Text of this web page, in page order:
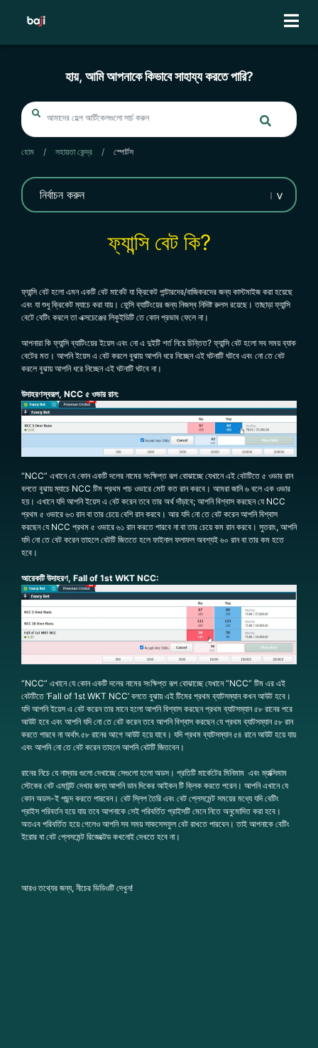
হায়, আমি আপনাকে কিভাবে সাহায্য করতে পারি?
হোম / সহায়তা কেন্দ্র / স্পোর্টস
ফ্যান্সি বেট কি?
ফ্যান্সি বেট হলো এমন একটি বেট মার্কেট যা ক্রিকেট পান্টারদের/বাজিকরদের জন্য কাস্টমাইজ করা হয়েছে
এবং যা শুধু ক্রিকেট ম্যাচে করা যায়। ফেন্সি ব্যাটিংয়ের জন্য নিজস্ব নিদিষ্ট রুলস রয়েছে। তাছাড়া ফ্যান্সি
বেটে বেটিং করলে তা এক্সচেঞ্জের লিকুইডিটি তে কোন প্রভাব ফেলে না।
আপনারা কি ফ্যান্সি ব্যাটিংয়ের ইয়েস এবং নো এ দুইটি শর্ত নিয়ে চিন্তিত? ফ্যান্সি বেট হলো সব সময় ব্যাক
বেটের মত। আপনি ইয়েস এ বেট করলে বুঝায় আপনি ধরে নিচ্ছেন এই ঘটনাটি ঘটবে এবং নো তে বেট
করলে বুঝায় আপনি ধরে নিচ্ছেন এই ঘটনাটি ঘটবে না।
উদাহরণস্বরূপ, NCC ৫ ওভার রান:
“NCC” এখানে যে কোন একটি দলের নামের সংক্ষিপ্ত রূপ বোঝাচ্ছে যেখানে এই বেটটিতে ৫ ওভার রান
বলতে বুঝায় ম্যাচে NCC টিম প্রথম পাচ ওভারে মোট কত রান করবে। আমরা জানি ৬ বলে এক ওভার
হয়। এখানে যদি আপনি ইয়েস এ বেট করেন তবে তার অর্থ দাঁড়াবে; আপনি বিশ্বাস করছেন যে NCC
প্রথম ৫ ওভারে ৬৩ রান বা তার চেয়ে বেশি রান করবে। আর যদি নো তে বেট করেন আপনি বিশ্বাস
করছেন যে NCC প্রথম ৫ ওভারে ৬১ রান করতে পারবে না বা তার চেয়ে কম রান করবে। সুতরাং, আপনি
যদি নো তে বেট করেন তাহলে বেটটি জিততে হলে ফাইনাল ফলাফল অবশ্যই ৬০ রান বা তার কম হতে
হবে।
আরেকটি উদাহরণ, Fall of 1st WKT NCC:
“NCC” এখানে যে কোন একটি দলের নামের সংক্ষিপ্ত রূপ বোঝাচ্ছে যেখানে “NCC” টিম এর এই
বেটটিতে ‘Fall of 1st WKT NCC’ বলতে বুঝায় এই টিমের প্রথম ব্যাটসম্যান কখন আউট হবে।
যদি আপনি ইয়েস এ বেট করেন তার মানে হলো আপনি বিশ্বাস করছেন প্রথম ব্যাটসম্যান ৫৮ রানের পরে
আউট হবে এবং আপনি যদি নো তে বেট করেন তবে আপনি বিশ্বাস করছেন যে প্রথম ব্যাটসম্যান ৫৮ রান
করতে পারবে না অর্থাৎ ৫৮ রানের আগে আউট হয়ে যাবে। যদি প্রথম ব্যাটসম্যান ৫৪ রানে আউট হয়ে যায়
এবং আপনি নো তে বেট করেন তাহলে আপনি বেটটি জিতবেন।
রানের নিচে যে নাম্বার গুলো দেখাচ্ছে সেগুলো হলো অডস। প্রতিটি মার্কেটের মিনিমাম এবং ম্যাক্সিমাম
স্টেকের বেট এমাউন্ট দেখার জন্য আপনি ডান দিকের আইকন টি ক্লিক করতে পরেন। আপনি এখানে যে
কোন অডস-ই পছন্দ করতে পারবেন। বেট স্লিপ তৈরি এবং বেট প্লেসমেন্ট সময়ের মধ্যে যদি বেটিং
প্রাইস পরিবর্তন হয়ে যায় তবে আপনাকে সেই পরিবর্তিত প্রাইসটি মেনে নিতে অনুমোদিত করা হবে।
অতএব পরিবর্তিত হয়ে গেলেও আপনি সব সময় সাকসেসফুল বেট রাখতে পারবেন। তাই আপনাকে বেটিং
ইরোর বা বেট প্লেসমেন্ট রিজেক্টেড কখনোই দেখতে হবে না।
আরও তথ্যের জন্য, নীচের ভিডিওটি দেখুন!